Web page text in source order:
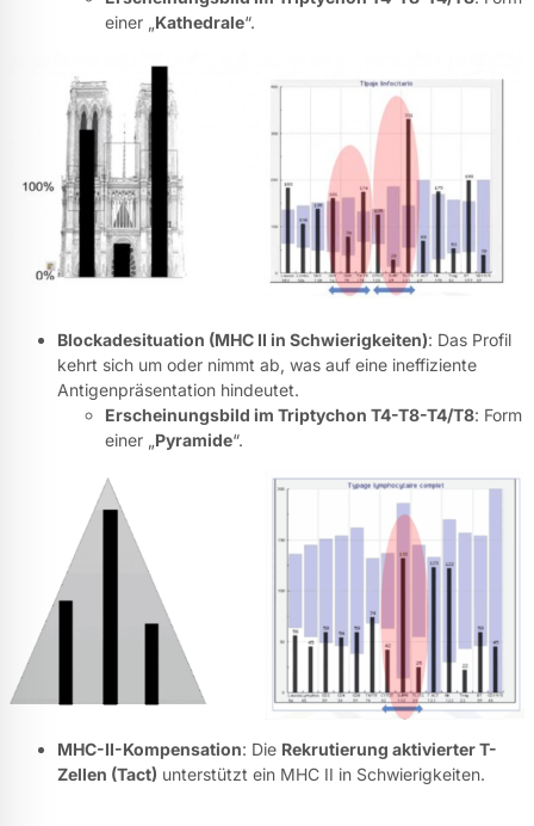
einer „Kathedrale“.
Blockadesituation (MHC II in Schwierigkeiten): Das Profil
kehrt sich um oder nimmt ab, was auf eine ineffiziente
Antigenpräsentation hindeutet.
Erscheinungsbild im Triptychon T4-T8-T4/T8: Form
einer „Pyramide“.
MHC-II-Kompensation: Die Rekrutierung aktivierter T-
Zellen (Tact) unterstützt ein MHC II in Schwierigkeiten.